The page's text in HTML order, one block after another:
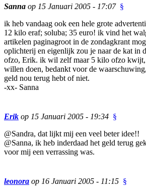
Sanna op 15 Januari 2005 - 17:07 §
ik heb vandaag ook een hele grote
12 kilo eraf; soluba; 35 euro! ik vind het
artikelen paginagroot in de zondagkrant
oplichterij en eigenlijk zou je naar de kat in
ofzo, Erik. ik wil zelf maar 5 kilo ofzo kwijt,
willen doen, bedankt voor de
geld nou terug hebt of niet.
-xx- Sanna
Erik op 15 Januari 2005 - 19:34 §
@Sandra, dat lijkt mij een veel beter idee!!
@Sanna, ik heb inderdaad het geld terug
voor mij een verrassing was.
leonora op 16 Januari 2005 - 11:15 §